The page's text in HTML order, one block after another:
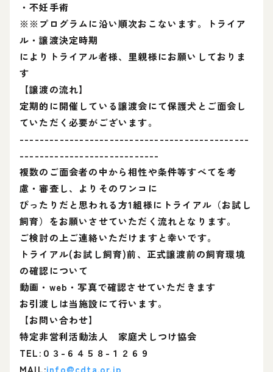
・不妊手術
※※プログラムに沿い順次おこないます。トライア
ル・譲渡決定時期
によりトライアル者様、里親様にお願いしておりま
す
【譲渡の流れ】
定期的に開催している譲渡会にて保護犬とご面会し
ていただく必要がございます。
----------------------------------------------
----------------------------
複数のご面会者の中から相性や条件等すべてを考
慮・審査し、よりそのワンコに
ぴったりだと思われる方1組様にトライアル（お試し
飼育）をお願いさせていただく流れとなります。
ご検討の上ご連絡いただけますと幸いです。
トライアル(お試し飼育)前、正式譲渡前の飼育環境
の確認について
動画・web・写真で確認させていただきます
お引渡しは当施設にて行います。
【お問い合わせ】
特定非営利活動法人 家庭犬しつけ協会
TEL:０３-６４５８-１２６９
MAIL:info@cdta.or.jp